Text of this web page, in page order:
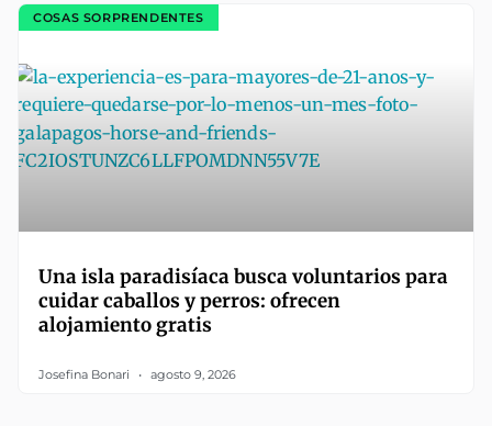
COSAS SORPRENDENTES
Una isla paradisíaca busca voluntarios para
cuidar caballos y perros: ofrecen
alojamiento gratis
Josefina Bonari agosto 9, 2026